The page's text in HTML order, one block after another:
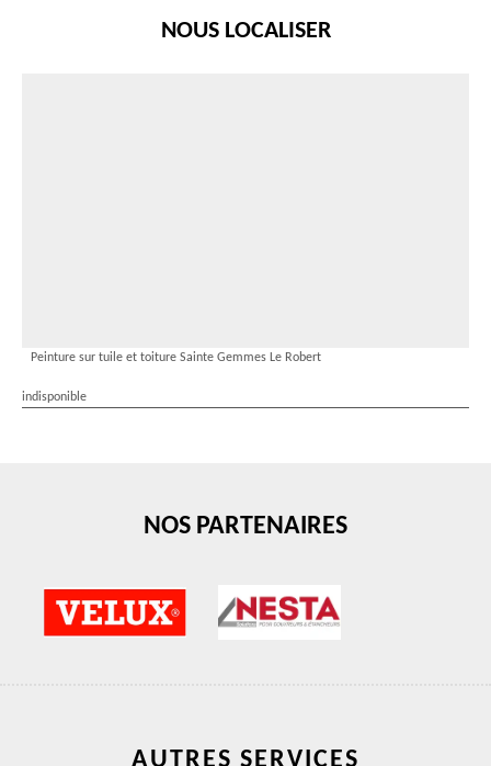
NOUS LOCALISER
Peinture sur tuile et toiture Sainte Gemmes Le Robert
indisponible
NOS PARTENAIRES
AUTRES SERVICES